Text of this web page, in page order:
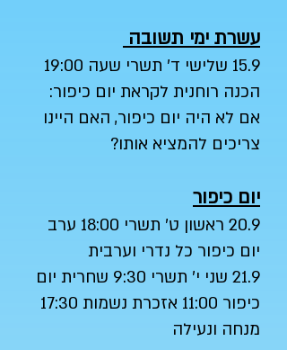
עשרת ימי תשובה
15.9 שלישי ד' תשרי שעה 19:00
הכנה רוחנית לקראת יום כיפור:
אם לא היה יום כיפור, האם היינו
צריכים להמציא אותו?
יום כיפור
20.9 ראשון ט' תשרי 18:00 ערב
יום כיפור כל נדרי וערבית
21.9 שני י' תשרי 9:30 שחרית יום
כיפור 11:00 אזכרת נשמות 17:30
מנחה ונעילה